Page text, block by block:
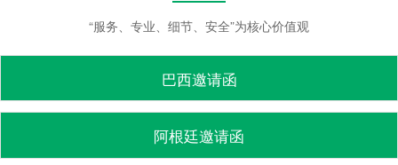
“服务、专业、细节、安全”为核心价值观
巴西邀请函
阿根廷邀请函